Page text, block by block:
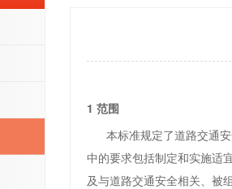
1 范围
本标准规定了道路交通安
中的要求包括制定和实施适
及与道路交通安全相关、被